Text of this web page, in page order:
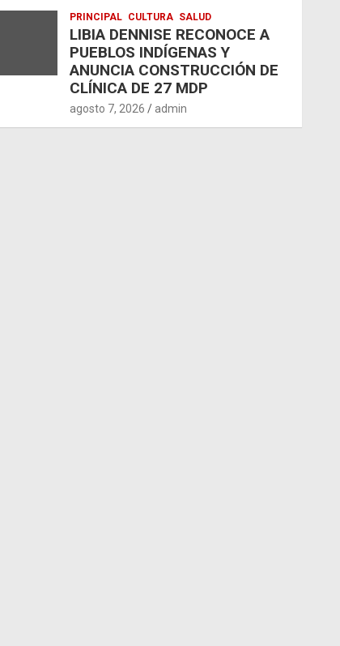
PRINCIPAL CULTURA SALUD
LIBIA DENNISE RECONOCE A
PUEBLOS INDÍGENAS Y
ANUNCIA CONSTRUCCIÓN DE
CLÍNICA DE 27 MDP
agosto 7, 2026 admin